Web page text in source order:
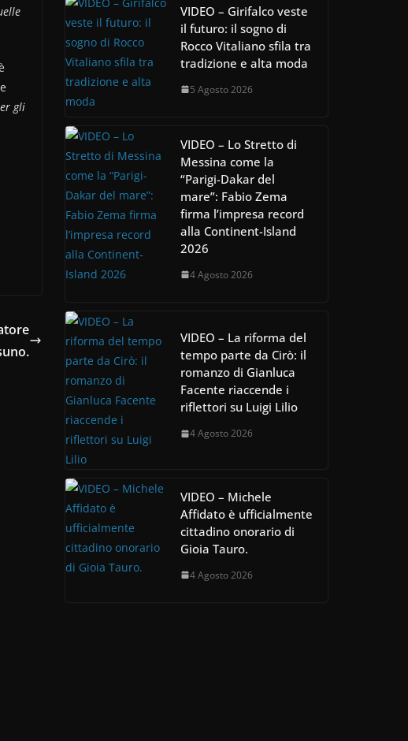
gli
VIDEO – Girifalco veste
il futuro: il sogno di
Rocco Vitaliano sfila tra
tradizione e alta moda
5 Agosto 2026
VIDEO – Lo Stretto di
Messina come la
“Parigi-Dakar del
mare”: Fabio Zema
firma l’impresa record
alla Continent-Island
2026
4 Agosto 2026
VIDEO – La riforma del
tempo parte da Cirò: il
romanzo di Gianluca
Facente riaccende i
riflettori su Luigi Lilio
4 Agosto 2026
VIDEO – Michele
Affidato è ufficialmente
cittadino onorario di
Gioia Tauro.
4 Agosto 2026